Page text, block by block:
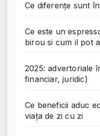
Ce diferențe sunt
Ce este un
birou si cum il pot
2025: advertoriale
financiar, juridic)
Ce beneficii aduc
viața de zi cu zi